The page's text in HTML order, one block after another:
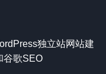
独立站网站建
谷歌SEO